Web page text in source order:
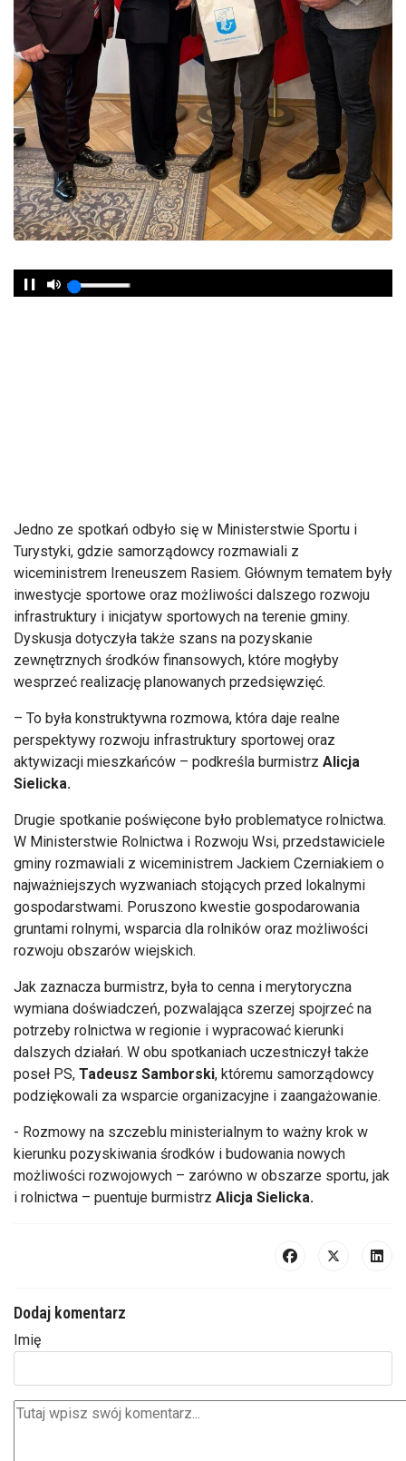
Jedno ze spotkań odbyło się w Ministerstwie Sportu i
Turystyki, gdzie samorządowcy rozmawiali z
wiceministrem Ireneuszem Rasiem. Głównym tematem były
inwestycje sportowe oraz możliwości dalszego rozwoju
infrastruktury i inicjatyw sportowych na terenie gminy.
Dyskusja dotyczyła także szans na pozyskanie
zewnętrznych środków finansowych, które mogłyby
wesprzeć realizację planowanych przedsięwzięć.
– To była konstruktywna rozmowa, która daje realne
perspektywy rozwoju infrastruktury sportowej oraz
aktywizacji mieszkańców – podkreśla burmistrz Alicja
Sielicka.
Drugie spotkanie poświęcone było problematyce rolnictwa.
W Ministerstwie Rolnictwa i Rozwoju Wsi, przedstawiciele
gminy rozmawiali z wiceministrem Jackiem Czerniakiem o
najważniejszych wyzwaniach stojących przed lokalnymi
gospodarstwami. Poruszono kwestie gospodarowania
gruntami rolnymi, wsparcia dla rolników oraz możliwości
rozwoju obszarów wiejskich.
Jak zaznacza burmistrz, była to cenna i merytoryczna
wymiana doświadczeń, pozwalająca szerzej spojrzeć na
potrzeby rolnictwa w regionie i wypracować kierunki
dalszych działań. W obu spotkaniach uczestniczył także
poseł PS, Tadeusz Samborski, któremu samorządowcy
podziękowali za wsparcie organizacyjne i zaangażowanie.
- Rozmowy na szczeblu ministerialnym to ważny krok w
kierunku pozyskiwania środków i budowania nowych
możliwości rozwojowych – zarówno w obszarze sportu, jak
i rolnictwa – puentuje burmistrz Alicja Sielicka.
Dodaj komentarz
Imię